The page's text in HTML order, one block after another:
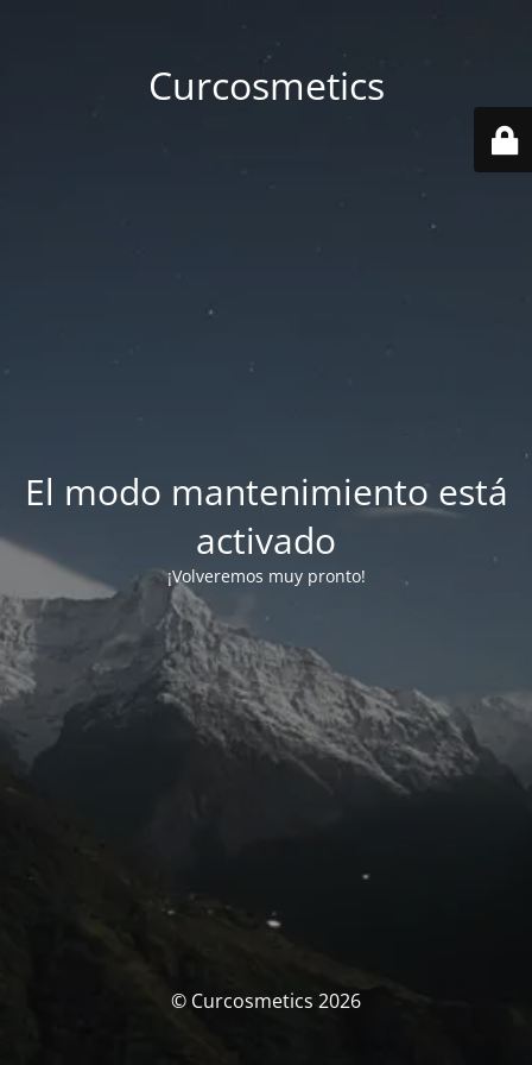
Curcosmetics
El modo mantenimiento está
activado
¡Volveremos muy pronto!
© Curcosmetics 2026